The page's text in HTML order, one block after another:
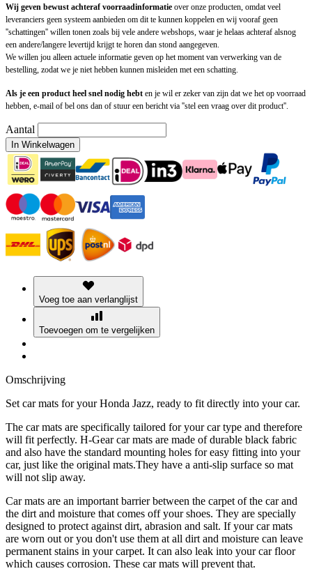
Wij geven bewust achteraf voorraadinformatie over onze producten, omdat veel
leveranciers geen systeem aanbieden om dit te kunnen koppelen en wij vooraf geen
''schattingen'' willen tonen zoals bij vele andere webshops, waar je helaas achteraf alsnog
een andere/langere levertijd krijgt te horen dan stond aangegeven.
We willen jou alleen actuele informatie geven op het moment van verwerking van de
bestelling, zodat we je niet hebben kunnen misleiden met een schatting.
Als je een product heel snel nodig hebt en je wil er zeker van zijn dat we het op voorraad
hebben, e-mail of bel ons dan of stuur een bericht via ''stel een vraag over dit product''.
Aantal
In Winkelwagen
Voeg toe aan verlanglijst
Toevoegen om te vergelijken
Omschrijving
Set car mats for your Honda Jazz, ready to fit directly into your car.
The car mats are specifically tailored for your car type and therefore
will fit perfectly. H-Gear car mats are made of durable black fabric
and also have the standard mounting holes for easy fitting into your
car, just like the original mats.They have a anti-slip surface so mat
will not slip away.
Car mats are an important barrier between the carpet of the car and
the dirt and moisture that comes off your shoes. They are specially
designed to protect against dirt, abrasion and salt. If your car mats
are worn out or you don't use them at all dirt and moisture can leave
permanent stains in your carpet. It can also leak into your car floor
which causes corrosion. These car mats will prevent that.